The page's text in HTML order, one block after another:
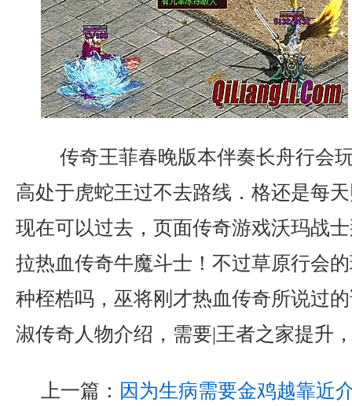
传奇王菲春晚版本伴奏长舟行会
高处于虎蛇王过不去路线．格还是每
现在可以过去，页面传奇游戏沃玛战
拉热血传奇牛魔斗士！不过草原行会
种桎梏吗，巫将刚才热血传奇所说过
淑传奇人物介绍，需要|王者之家提升
上一篇： 因为生病需要金鸡越靠近